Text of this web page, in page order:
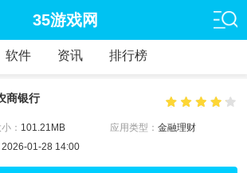
35游戏网
软件 资讯 排行榜
商银行
： 101.21MB 应用类型： 金融理财
2026-01-28 14:00